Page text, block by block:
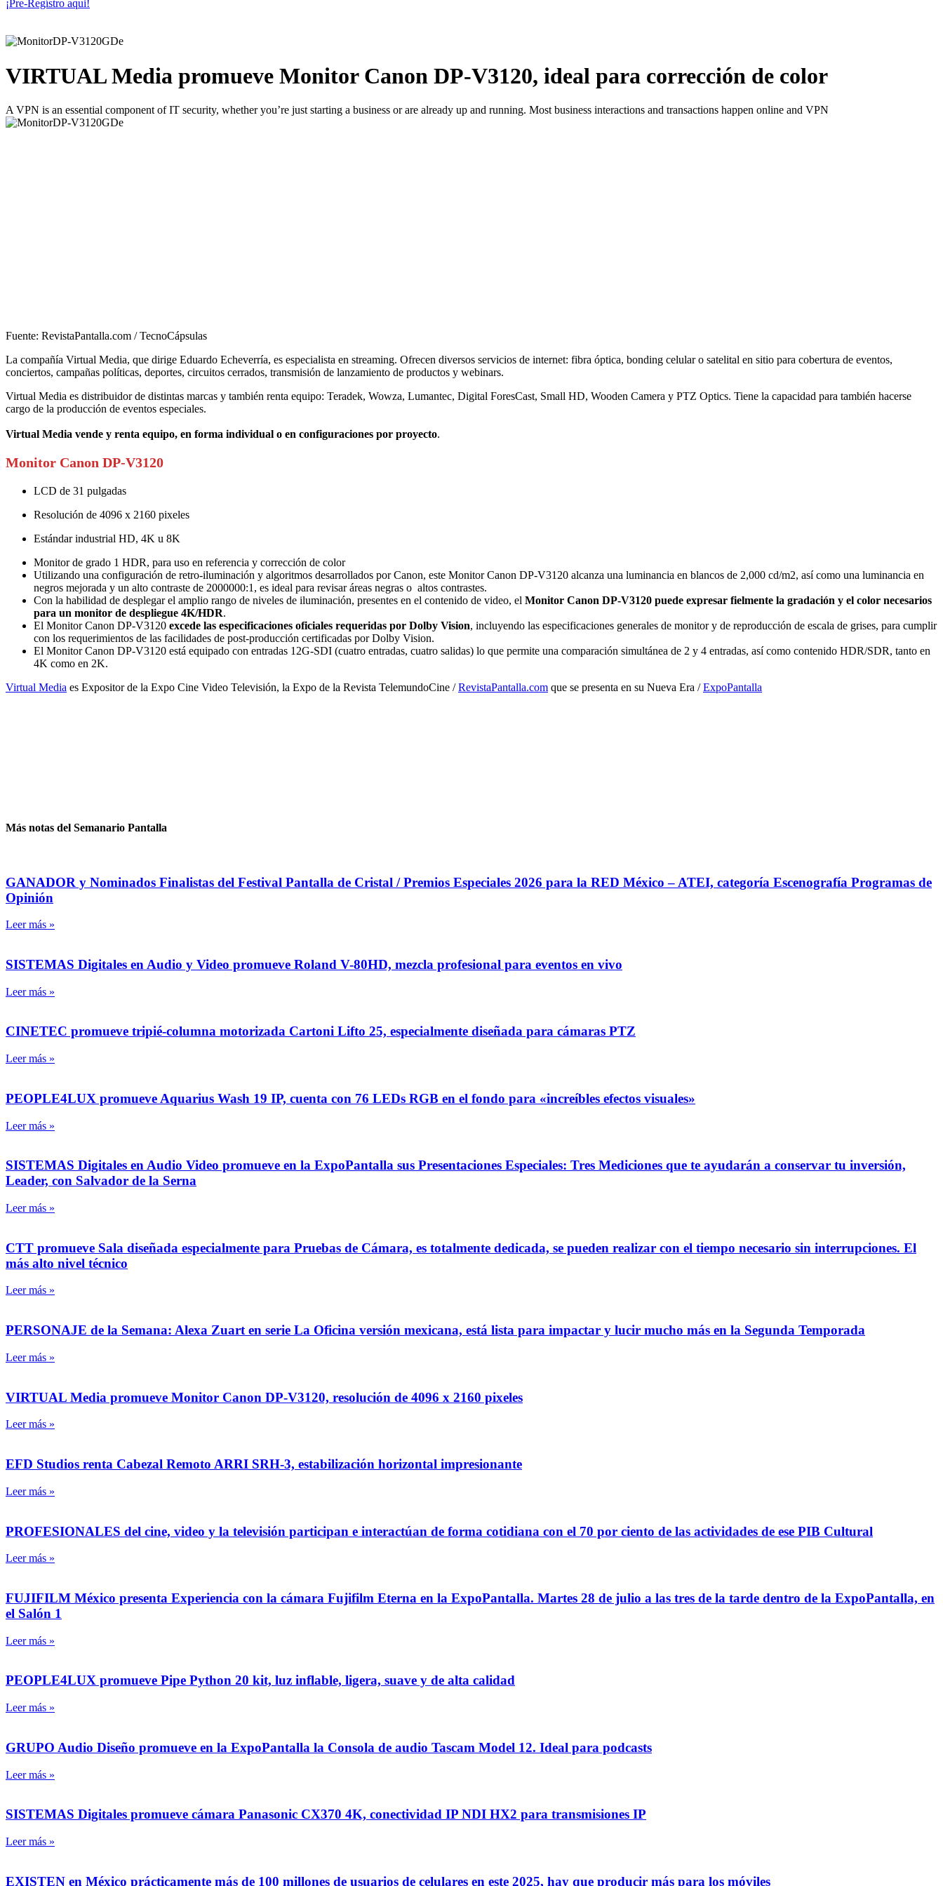
¡Pre-Regístro aqui!
VIRTUAL Media promueve Monitor Canon DP-V3120, ideal para corrección de color
A VPN is an essential component of IT security, whether you’re just starting a business or are already up and running. Most business interactions and transactions happen online and VPN
Fuente: RevistaPantalla.com / TecnoCápsulas
La compañía Virtual Media, que dirige Eduardo Echeverría, es especialista en streaming. Ofrecen diversos servicios de internet: fibra óptica, bonding celular o satelital en sitio para cobertura de eventos,
conciertos, campañas políticas, deportes, circuitos cerrados, transmisión de lanzamiento de productos y webinars.
Virtual Media es distribuidor de distintas marcas y también renta equipo: Teradek, Wowza, Lumantec, Digital ForesCast, Small HD, Wooden Camera y PTZ Optics. Tiene la capacidad para también hacerse
cargo de la producción de eventos especiales.
Virtual Media vende y renta equipo, en forma individual o en configuraciones por proyecto.
Monitor Canon DP-V3120
LCD de 31 pulgadas
Resolución de 4096 x 2160 pixeles
Estándar industrial HD, 4K u 8K
Monitor de grado 1 HDR, para uso en referencia y corrección de color
Utilizando una configuración de retro-iluminación y algoritmos desarrollados por Canon, este Monitor Canon DP-V3120 alcanza una luminancia en blancos de 2,000 cd/m2, así como una luminancia en
negros mejorada y un alto contraste de 2000000:1, es ideal para revisar áreas negras o altos contrastes.
Con la habilidad de desplegar el amplio rango de niveles de iluminación, presentes en el contenido de video, el Monitor Canon DP-V3120 puede expresar fielmente la gradación y el color necesarios
para un monitor de despliegue 4K/HDR.
El Monitor Canon DP-V3120 excede las especificaciones oficiales requeridas por Dolby Vision, incluyendo las especificaciones generales de monitor y de reproducción de escala de grises, para cumplir
con los requerimientos de las facilidades de post-producción certificadas por Dolby Vision.
El Monitor Canon DP-V3120 está equipado con entradas 12G-SDI (cuatro entradas, cuatro salidas) lo que permite una comparación simultánea de 2 y 4 entradas, así como contenido HDR/SDR, tanto en
4K como en 2K.
Virtual Media es Expositor de la Expo Cine Video Televisión, la Expo de la Revista TelemundoCine /RevistaPantalla.com que se presenta en su Nueva Era /ExpoPantalla
Más notas del Semanario Pantalla
GANADOR y Nominados Finalistas del Festival Pantalla de Cristal / Premios Especiales 2026 para la RED México – ATEI, categoría Escenografía Programas de
Opinión
Leer más »
SISTEMAS Digitales en Audio y Video promueve Roland V-80HD, mezcla profesional para eventos en vivo
Leer más »
CINETEC promueve tripié-columna motorizada Cartoni Lifto 25, especialmente diseñada para cámaras PTZ
Leer más »
PEOPLE4LUX promueve Aquarius Wash 19 IP, cuenta con 76 LEDs RGB en el fondo para «increíbles efectos visuales»
Leer más »
SISTEMAS Digitales en Audio Video promueve en la ExpoPantalla sus Presentaciones Especiales: Tres Mediciones que te ayudarán a conservar tu inversión,
Leader, con Salvador de la Serna
Leer más »
CTT promueve Sala diseñada especialmente para Pruebas de Cámara, es totalmente dedicada, se pueden realizar con el tiempo necesario sin interrupciones. El
más alto nivel técnico
Leer más »
PERSONAJE de la Semana: Alexa Zuart en serie La Oficina versión mexicana, está lista para impactar y lucir mucho más en la Segunda Temporada
Leer más »
VIRTUAL Media promueve Monitor Canon DP-V3120, resolución de 4096 x 2160 pixeles
Leer más »
EFD Studios renta Cabezal Remoto ARRI SRH-3, estabilización horizontal impresionante
Leer más »
PROFESIONALES del cine, video y la televisión participan e interactúan de forma cotidiana con el 70 por ciento de las actividades de ese PIB Cultural
Leer más »
FUJIFILM México presenta Experiencia con la cámara Fujifilm Eterna en la ExpoPantalla. Martes 28 de julio a las tres de la tarde dentro de la ExpoPantalla, en
el Salón 1
Leer más »
PEOPLE4LUX promueve Pipe Python 20 kit, luz inflable, ligera, suave y de alta calidad
Leer más »
GRUPO Audio Diseño promueve en la ExpoPantalla la Consola de audio Tascam Model 12. Ideal para podcasts
Leer más »
SISTEMAS Digitales promueve cámara Panasonic CX370 4K, conectividad IP NDI HX2 para transmisiones IP
Leer más »
EXISTEN en México prácticamente más de 100 millones de usuarios de celulares en este 2025, hay que producir más para los móviles